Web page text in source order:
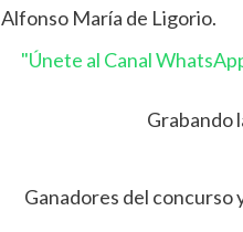
Alfonso María de Ligorio.
"Únete al Canal
Grabando
Ganadores del concurso